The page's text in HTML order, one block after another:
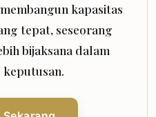
kapasitas
tepat, seseorang
bijaksana dalam